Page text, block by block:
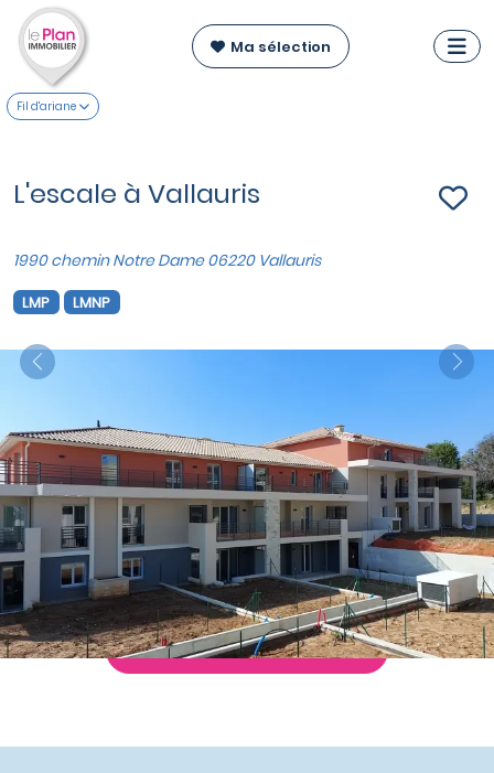
Ma sélection
Fil d'ariane
L'escale à Vallauris
1990 chemin Notre Dame 06220 Vallauris
LMP LMNP
Previous
Next
Appartements T3
à partir de432 000 €
Nos autres appartements neufsà Vallauris
Livraison :
4ème trimestre 2026
Etat d'avancement :
Avant première
Éligible :Statut LMP,Statut LMNP
Demande de documentation